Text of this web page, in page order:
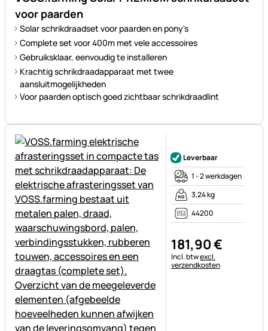
voor paarden
Solar schrikdraadset voor paarden en pony's
Complete set voor 400m met vele accessoires
Gebruiksklaar, eenvoudig te installeren
Krachtig schrikdraadapparaat met twee
aansluitmogelijkheden
Voor paarden optisch goed zichtbaar schrikdraadlint
Leverbaar
1 - 2 werkdagen
3,24 kg
44200
181,90€
Belastinginformatie:
Incl. btwexcl.
verzendkosten